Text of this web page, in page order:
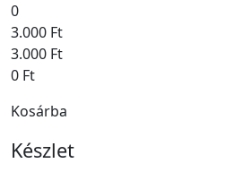
0
3.000 Ft
3.000 Ft
0 Ft
Kosárba
Készlet